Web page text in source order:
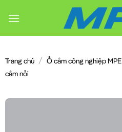
đến
Trang chủ / Ổ cắm công nghiệp MPE
cắm nổi